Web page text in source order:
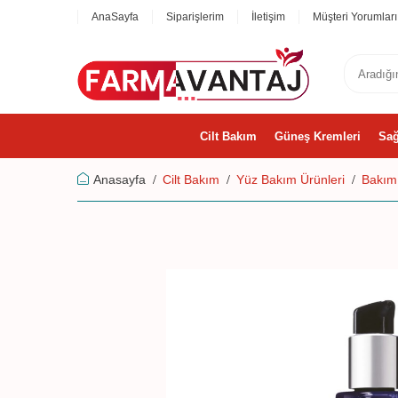
AnaSayfa Siparişlerim İletişim Müşteri Yorumları
Cilt Bakım Güneş Kremleri
Anasayfa Cilt Bakım Yüz Bakım Ürünleri